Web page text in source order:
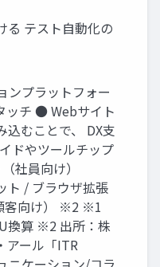
る テスト自動化の
ンプラットフォー
ッチ ● Webサイト
むことで、 DX支
ドやツールチップ
社員向け）
ト / ブラウザ拡張
客向け） ※2 ※1
換算 ※2 出所：株
アール「ITR